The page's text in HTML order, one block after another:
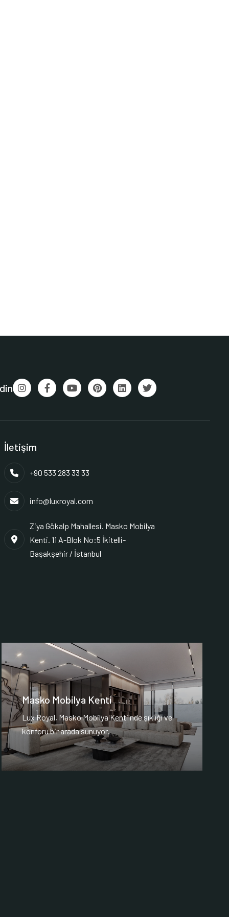
İletişim
+90 533 283 33 33
info@luxroyal.com
Ziya Gökalp Mahallesi. Masko Mobilya
Kenti. 11 A-Blok No:5 İkitelli-
Başakşehir / İstanbul
Masko Mobilya Kenti
Lux Royal, Masko Mobilya Kenti'nde şıklığı ve
konforu bir arada sunuyor.